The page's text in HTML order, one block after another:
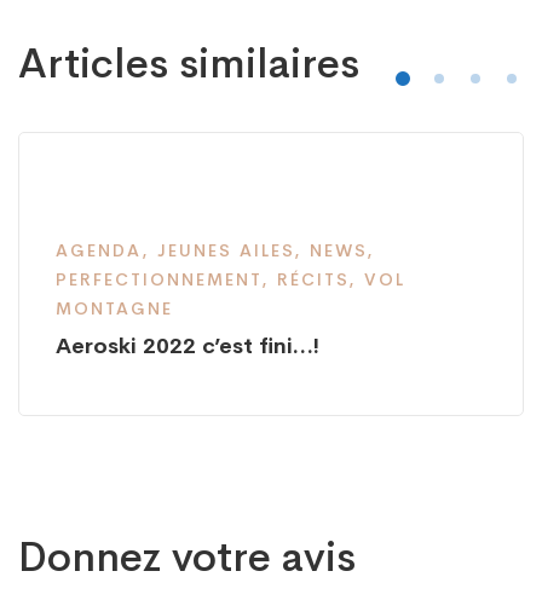
Articles similaires
AGENDA, JEUNES AILES, NEWS,
PERFECTIONNEMENT, RÉCITS, VOL
MONTAGNE
Aeroski 2022 c’est fini…!
Donnez votre avis